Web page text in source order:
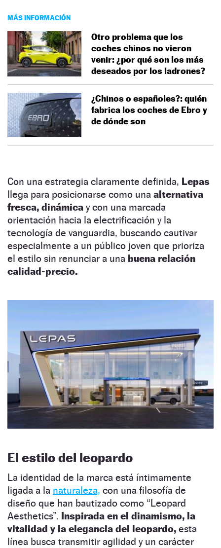
MÁS INFORMACIÓN
Otro problema que los
coches chinos no vieron
venir: ¿por qué son los más
deseados por los ladrones?
¿Chinos o españoles?: quién
fabrica los coches de Ebro y
de dónde son
Con una estrategia claramente definida, Lepas
llega para posicionarse como una alternativa
fresca, dinámica y con una marcada
orientación hacia la electrificación y la
tecnología de vanguardia, buscando cautivar
especialmente a un público joven que prioriza
el estilo sin renunciar a una buena relación
calidad-precio.
El estilo del leopardo
La identidad de la marca está íntimamente
ligada a la naturaleza, con una filosofía de
diseño que han bautizado como “Leopard
Aesthetics”. Inspirada en el dinamismo, la
vitalidad y la elegancia del leopardo, esta
línea busca transmitir agilidad y un carácter